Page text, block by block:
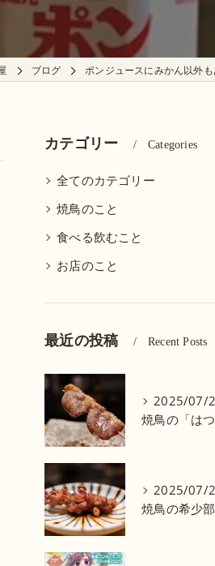
ブログ ポンジュースにみかん以外
カテゴリー Categories
全てのカテゴリー
焼鳥のこと
食べる飲むこと
お店のこと
最近の投稿 Recent Posts
2025/07/
2025/07/